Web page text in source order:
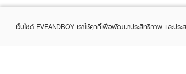
เว็บไซต์ EVEANDBOY เราใช้คุกกี้เพื่อพัฒนาประสิทธิภาพ และป